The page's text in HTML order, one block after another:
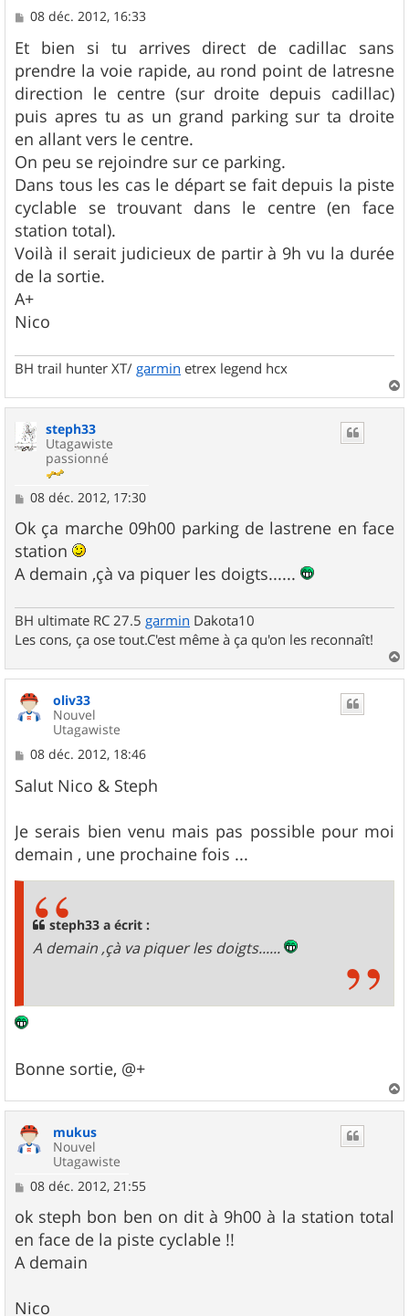
M
s
s
a
g
e
08 déc. 2012, 16:33
Et bien si tu arrives direct de cadillac sans
prendre la voie rapide, au rond point de latresne
direction le centre (sur droite depuis cadillac)
puis apres tu as un grand parking sur ta droite
en allant vers le centre.
On peu se rejoindre sur ce parking.
Dans tous les cas le départ se fait depuis la piste
cyclable se trouvant dans le centre (en face
station total).
Voilà il serait judicieux de partir à 9h vu la durée
de la sortie.
A+
Nico
BH trail hunter XT/ garmin etrex legend hcx
a
steph33
Utagawiste
passionné
M
s
s
a
g
e
08 déc. 2012, 17:30
Ok ça marche 09h00 parking de lastrene en face
station
A demain ,çà va piquer les doigts......
BH ultimate RC 27.5 garmin Dakota10
Les cons, ça ose tout.C'est même à ça qu'on les reconnaît!
a
oliv33
Nouvel
Utagawiste
M
s
s
g
e
08 déc. 2012, 18:46
Salut Nico & Steph
Je serais bien venu mais pas possible pour moi
demain , une prochaine fois ...
steph33 a écrit :
A demain ,çà va piquer les doigts......
Bonne sortie, @+
a
mukus
Nouvel
Utagawiste
M
s
s
a
g
e
08 déc. 2012, 21:55
ok steph bon ben on dit à 9h00 à la station total
en face de la piste cyclable !!
A demain
Nico